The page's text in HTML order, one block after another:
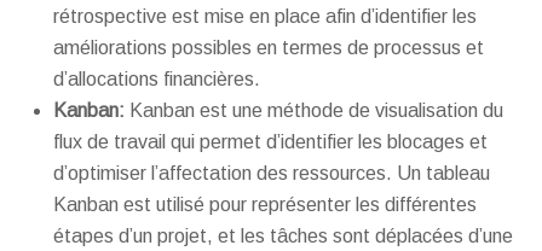
rétrospective est mise en place afin d’identifier les
améliorations possibles en termes de processus et
d’allocations financières.
Kanban: Kanban est une méthode de visualisation du
flux de travail qui permet d’identifier les blocages et
d’optimiser l’affectation des ressources. Un tableau
Kanban est utilisé pour représenter les différentes
étapes d’un projet, et les tâches sont déplacées d’une